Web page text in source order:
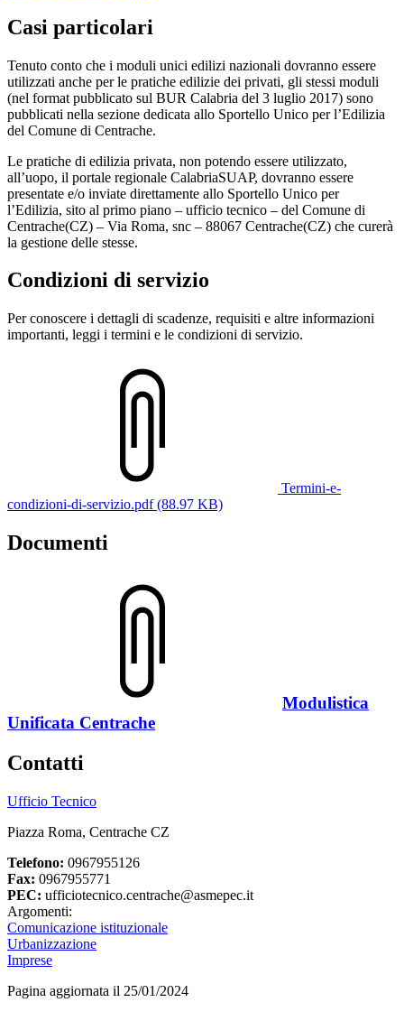
Casi particolari
Tenuto conto che i moduli unici edilizi nazionali dovranno essere
utilizzati anche per le pratiche edilizie dei privati, gli stessi moduli
(nel format pubblicato sul BUR Calabria del 3 luglio 2017) sono
pubblicati nella sezione dedicata allo Sportello Unico per l’Edilizia
del Comune di Centrache.
Le pratiche di edilizia privata, non potendo essere utilizzato,
all’uopo, il portale regionale CalabriaSUAP, dovranno essere
presentate e/o inviate direttamente allo Sportello Unico per
l’Edilizia, sito al primo piano – ufficio tecnico – del Comune di
Centrache(CZ) – Via Roma, snc – 88067 Centrache(CZ) che curerà
la gestione delle stesse.
Condizioni di servizio
Per conoscere i dettagli di scadenze, requisiti e altre informazioni
importanti, leggi i termini e le condizioni di servizio.
Termini-e-
condizioni-di-servizio.pdf (88.97 KB)
Documenti
Modulistica
Unificata Centrache
Contatti
Ufficio Tecnico
Piazza Roma, Centrache CZ
Telefono: 0967955126
Fax: 0967955771
PEC: ufficiotecnico.centrache@asmepec.it
Argomenti:
Comunicazione istituzionale
Urbanizzazione
Imprese
Pagina aggiornata il 25/01/2024